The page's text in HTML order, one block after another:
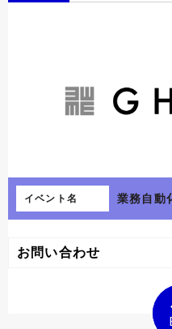
イベント名 業務自動
お問い合わせ